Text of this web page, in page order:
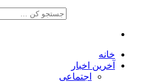
خانه
آخرین اخبار
اجتماعی